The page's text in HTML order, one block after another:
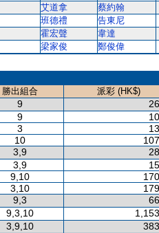
艾道拿 蔡約翰
班德禮 告東尼
霍宏聲 韋達
梁家俊
鄭俊偉
勝出組合
派彩 (HK$)
9
9
3
10
3,9
3,9
9,10
3,10
9,3
9,3,10
3,9,10